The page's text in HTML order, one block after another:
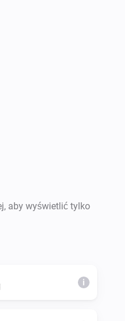
aby wyświetlić tylko
i